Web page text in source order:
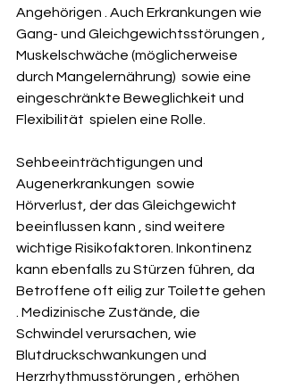
Angehörigen . Auch Erkrankungen wie
Gang- und Gleichgewichtsstörungen ,
Muskelschwäche (möglicherweise
durch Mangelernährung)  sowie eine
eingeschränkte Beweglichkeit und
Flexibilität  spielen eine Rolle.
Sehbeeinträchtigungen und
Augenerkrankungen  sowie
Hörverlust, der das Gleichgewicht
beeinflussen kann , sind weitere
wichtige Risikofaktoren. Inkontinenz
kann ebenfalls zu Stürzen führen, da
Betroffene oft eilig zur Toilette gehen
. Medizinische Zustände, die
Schwindel verursachen, wie
Blutdruckschwankungen und
Herzrhythmusstörungen , erhöhen